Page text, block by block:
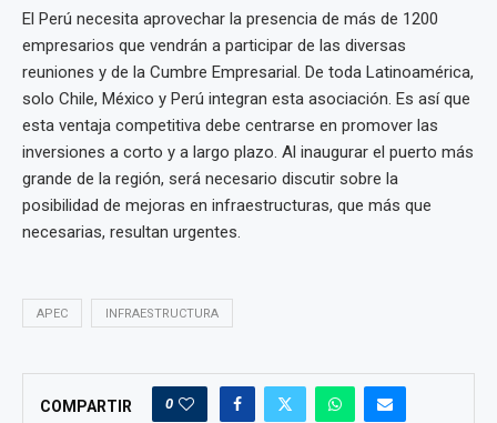
El Perú necesita aprovechar la presencia de más de 1200
empresarios que vendrán a participar de las diversas
reuniones y de la Cumbre Empresarial. De toda Latinoamérica,
solo Chile, México y Perú integran esta asociación. Es así que
esta ventaja competitiva debe centrarse en promover las
inversiones a corto y a largo plazo. Al inaugurar el puerto más
grande de la región, será necesario discutir sobre la
posibilidad de mejoras en infraestructuras, que más que
necesarias, resultan urgentes.
APEC INFRAESTRUCTURA
COMPARTIR 0